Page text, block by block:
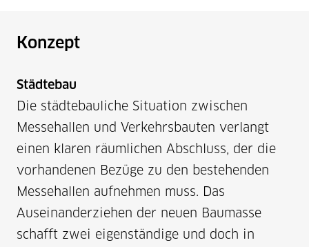
Konzept
Städtebau
Die städtebauliche Situation zwischen
Messehallen und Verkehrsbauten verlangt
einen klaren räumlichen Abschluss, der die
vorhandenen Bezüge zu den bestehenden
Messehallen aufnehmen muss. Das
Auseinanderziehen der neuen Baumasse
schafft zwei eigenständige und doch in